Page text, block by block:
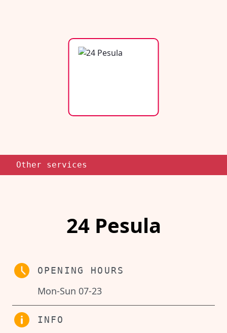
Other services
24 Pesula
OPENING HOURS
Mon-Sun 07-23
INFO